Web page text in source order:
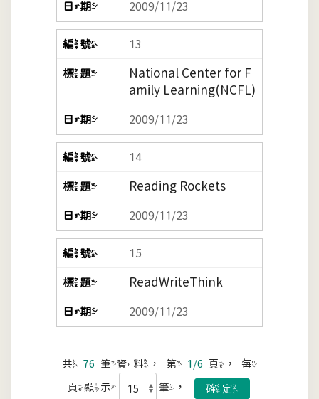
2009/11/23
13
National Center for F
amily Learning(NCFL)
2009/11/23
14
Reading Rockets
2009/11/23
15
ReadWriteThink
2009/11/23
共 76 筆資料，第 1/6 頁，每
頁顯示 筆，